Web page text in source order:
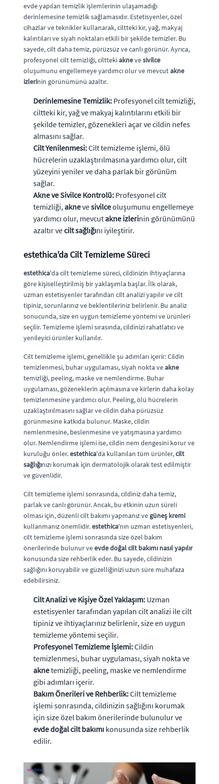
evde yapılan temizlik işlemlerinin ulaşamadığı
derinlemesine temizlik sağlamasıdır. Estetisyenler, özel
cihazlar ve teknikler kullanarak, ciltteki kir, yağ, makyaj
kalıntıları ve siyah noktaları etkili bir şekilde temizler. Bu
sayede, cilt daha temiz, pürüzsüz ve canlı görünür. Ayrıca,
profesyonel cilt temizliği, cilttekiaknevesivilce
oluşumunu engellemeye yardımcı olur ve mevcutakne
izlerinin görünümünü azaltır.
Derinlemesine Temizlik: Profesyonel cilt temizliği,
ciltteki kir, yağ ve makyaj kalıntılarını etkili bir
şekilde temizler, gözenekleri açar ve cildin nefes
almasını sağlar.
Cilt Yenilenmesi:Cilt temizleme işlemi, ölü
hücrelerin uzaklaştırılmasına yardımcı olur, cilt
yüzeyini yeniler ve daha parlak bir görünüm
sağlar.
Akne ve Sivilce Kontrolü: Profesyonel cilt
temizliği, aknevesivilceoluşumunu engellemeye
yardımcı olur, mevcutakne izlerinin görünümünü
azaltır vecilt sağlığını iyileştirir.
estethica'da Cilt Temizleme Süreci
estethica'da cilt temizleme süreci, cildinizin ihtiyaçlarına
göre kişiselleştirilmiş bir yaklaşımla başlar. İlk olarak,
uzman estetisyenler tarafından cilt analizi yapılır ve cilt
tipiniz, sorunlarınız ve beklentileriniz belirlenir. Bu analiz
sonucunda, size en uygun temizleme yöntemi ve ürünleri
seçilir. Temizleme işlemi sırasında, cildinizi rahatlatıcı ve
yenileyici ürünler kullanılır.
Cilt temizleme işlemi, genellikle şu adımları içerir: Cildin
temizlenmesi, buhar uygulaması, siyah nokta veakne
temizliği, peeling, maske ve nemlendirme. Buhar
uygulaması, gözeneklerin açılmasına ve kirlerin daha kolay
temizlenmesine yardımcı olur. Peeling, ölü hücrelerin
uzaklaştırılmasını sağlar ve cildin daha pürüzsüz
görünmesine katkıda bulunur. Maske, cildin
nemlenmesine, beslenmesine ve yatışmasına yardımcı
olur. Nemlendirme işlemi ise, cildin nem dengesini korur ve
kuruluğu önler.estethica'da kullanılan tüm ürünler,cilt
sağlığınızı korumak için dermatolojik olarak test edilmiştir
ve güvenlidir.
Cilt temizleme işlemi sonrasında, cildiniz daha temiz,
parlak ve canlı görünür. Ancak, bu etkinin uzun süreli
olması için, düzenli cilt bakımı yapmanız ve güneş kremi
kullanmanız önemlidir.estethica'nın uzman estetisyenleri,
cilt temizleme işlemi sonrasında size özel bakım
önerilerinde bulunur veevde doğal cilt bakımı nasıl yapılır
konusunda size rehberlik eder. Bu sayede, cildinizin
sağlığını koruyabilir ve güzelliğinizi uzun süre muhafaza
edebilirsiniz.
Cilt Analizi ve Kişiye Özel Yaklaşım: Uzman
estetisyenler tarafından yapılan cilt analizi ile cilt
tipiniz ve ihtiyaçlarınız belirlenir, size en uygun
temizleme yöntemi seçilir.
Profesyonel Temizleme İşlemi:Cildin
temizlenmesi, buhar uygulaması, siyah nokta ve
aknetemizliği, peeling, maske ve nemlendirme
gibi adımları içerir.
Bakım Önerileri ve Rehberlik:Cilt temizleme
işlemi sonrasında, cildinizin sağlığını korumak
için size özel bakım önerilerinde bulunulur ve
evde doğal cilt bakımı konusunda size rehberlik
edilir.